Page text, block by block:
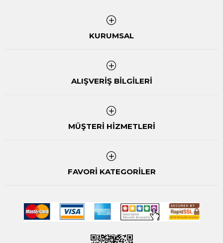
KURUMSAL
ALIŞVERİŞ BİLGİLERİ
MÜŞTERİ HİZMETLERİ
FAVORİ KATEGORİLER